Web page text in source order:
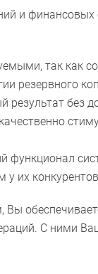
и
так как
резервного
без
функционал
их
Вы
С ними